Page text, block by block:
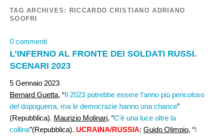
TAG ARCHIVES:
RICCARDO CRISTIANO ADRIANO
SOOFRI
0 commenti
L’INFERNO AL FRONTE DEI SOLDATI RUSSI.
SCENARI 2023
5 Gennaio 2023
Bernard Guetta, “Il 2023 potrebbe essere l’anno più pericoloso
del dopoguerra, ma le democrazie hanno una chance”
(Repubblica). Maurizio Molinari, “C’è una luce oltre la
collina”(Repubblica). UCRAINA/RUSSIA: Guido Olimpio, “I